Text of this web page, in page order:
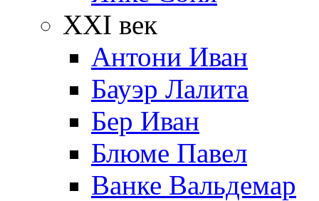
XXI век
Антони Иван
Бауэр Лалита
Бер Иван
Блюме Павел
Ванке Вальдемар